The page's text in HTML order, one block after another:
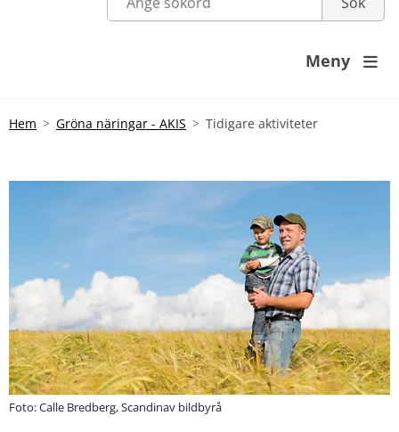
Meny 
Hem Gröna näringar - AKIS Tidigare aktiviteter
Foto: Calle Bredberg, Scandinav bildbyrå